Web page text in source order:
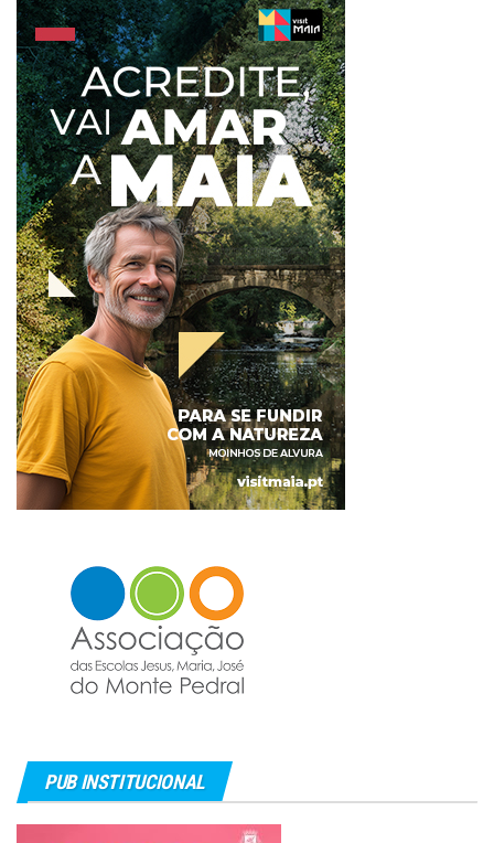
PUB INSTITUCIONAL